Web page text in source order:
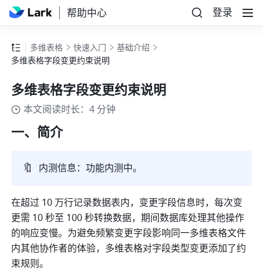
帮助中心 登录
多维表格 快速入门
基础介绍
多维表格字段变更约束说明
多维表格字段变更约束说明
本文阅读时长：4 分钟
一、简介
🔖 内测信息：功能内测中。
在超过 10 万行记录数据表内，变更字段信息时，每次变
更需 10 秒至 100 秒转换数据，期间数据库处理其他操作
的响应变慢。为避免频繁变更字段影响同一多维表格文件
内其他协作者的体验，多维表格对字段类型变更添加了约
束规则。